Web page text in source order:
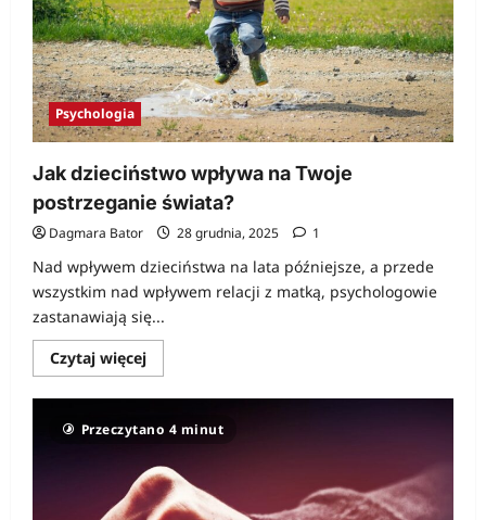
Psychologia
Jak dzieciństwo wpływa na Twoje
postrzeganie świata?
Dagmara Bator 28 grudnia, 2025 1
Nad wpływem dzieciństwa na lata późniejsze, a przede
wszystkim nad wpływem relacji z matką, psychologowie
zastanawiają się...
Czytaj więcejDowiedz
się
o
dzieciństwo
wpływa
na
Twoje
postrzeganie
świata?
Przeczytano 4 minut